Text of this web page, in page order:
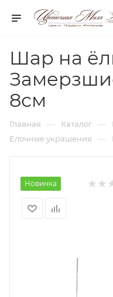
Шар на
8см
Главная — Каталог —
Елочные украшения —
Новинка